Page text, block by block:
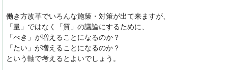
働き方改革でいろんな施策・対策が出て来ますが、
「量」ではなく「質」の議論にするために、
「べき」が増えることになるのか？
「たい」が増えることになるのか？
という軸で考えるとよいでしょう。